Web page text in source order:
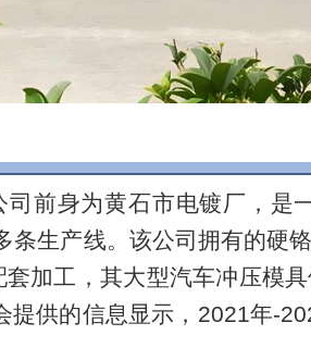
前身为黄石市电镀厂，是
生产线。该公司拥有的硬
加工，其大型汽车冲压模
提供的信息显示，2021年-